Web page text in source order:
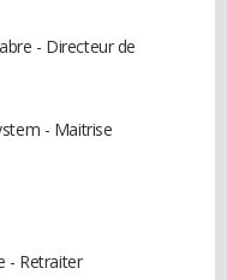
- Directeur de
- Maitrise
- Retraiter